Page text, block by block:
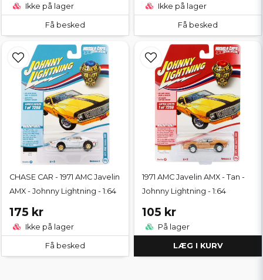
Ikke på lager
Få besked
Ikke på lager
Få besked
CHASE CAR - 1971 AMC Javelin
AMX - Johnny Lightning - 1:64
175 kr
Ikke på lager
Få besked
1971 AMC Javelin AMX - Tan -
Johnny Lightning - 1:64
105 kr
På lager
LÆG I KURV